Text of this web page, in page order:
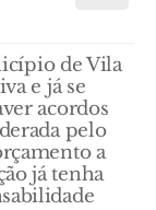
de Vila
e já se
acordos
pelo
a
já tenha